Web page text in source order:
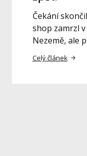
Čekání
shop zamrzl
Nezemě, ale
Celý článek